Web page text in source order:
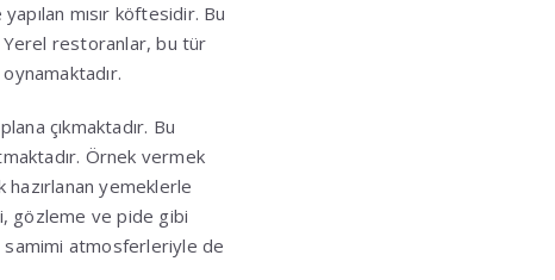
mısır köftesidir. Bu
Yerel restoranlar, bu tür
çıkmaktadır. Bu
Örnek vermek
yemeklerle
gözleme ve pide gibi
samimi atmosferleriyle de